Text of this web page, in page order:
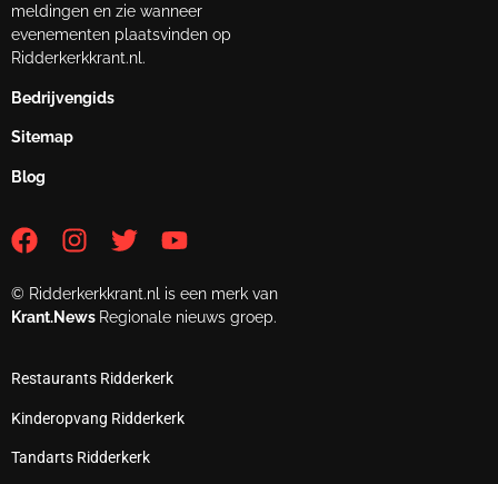
meldingen en zie wanneer
evenementen plaatsvinden op
Ridderkerkkrant.nl.
Bedrijvengids
Sitemap
Blog
© Ridderkerkkrant.nl is een merk van
Krant.News Regionale nieuws groep.
Restaurants Ridderkerk
Kinderopvang Ridderkerk
Tandarts Ridderkerk